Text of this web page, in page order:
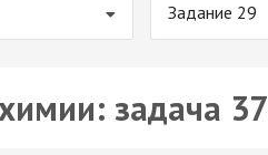
Задание 29
задача 37